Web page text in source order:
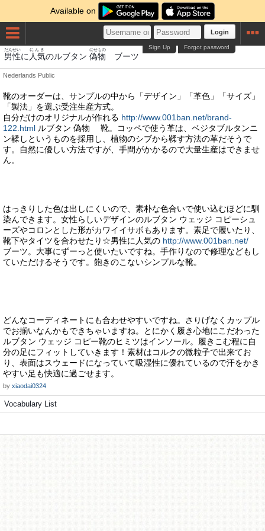
Available on
Login
Forgot password
Sign Up
男性
だんせい
に 人気
にんき
のルブタン 偽物
にせもの
ブーツ
Nederlands Public
靴のオーダーは、サンプルの中から「デザイン」「革色」「サイズ」
「製法」を選ぶ受注生産方式。
自分だけのオリジナルが作れる http://www.001ban.net/brand-
122.html ルブタン 偽物 靴。コッペで使う革は、ベジタブルタンニ
ン鞣しというものを採用し、植物のシブから鞣す方法の革だそうで
す。自然に優しい方法ですが、手間がかかるので大量生産はできませ
ん。
はっきりした色は出しにくいので、素朴な色合いで使い込むほどに馴
染んできます。女性らしいデザインのルブタン ウェッジ コピーシュ
ーズやコロンとした形がカワイイサボもあります。素足で履いたり、
靴下やタイツを合わせたり☆男性に人気の http://www.001ban.net/
ブーツ。大事にずーっと使いたいですね。手作りなので修理などもし
ていただけるそうです。飽きのこないシンプルな靴。
どんなコーディネートにも合わせやすいですね。さりげなくカップル
でお揃いなんかもできちゃいますね。とにかく履き心地にこだわった
ルブタン ウェッジ コピー靴のヒミツはインソール。履きこむ程に自
分の足にフィットしていきます！素材はコルクの微粒子で出来てお
り、表面はスウェードになっていて吸湿性に優れているので汗をかき
やすい足も快適に過ごせます。
by xiaodai0324
Vocabulary List